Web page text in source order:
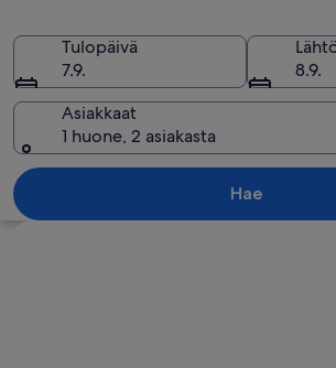
Ranta,
Tulopäivä
7.9.
8.9.
Asiakkaat
1 huone, 2 asiakasta
Hae